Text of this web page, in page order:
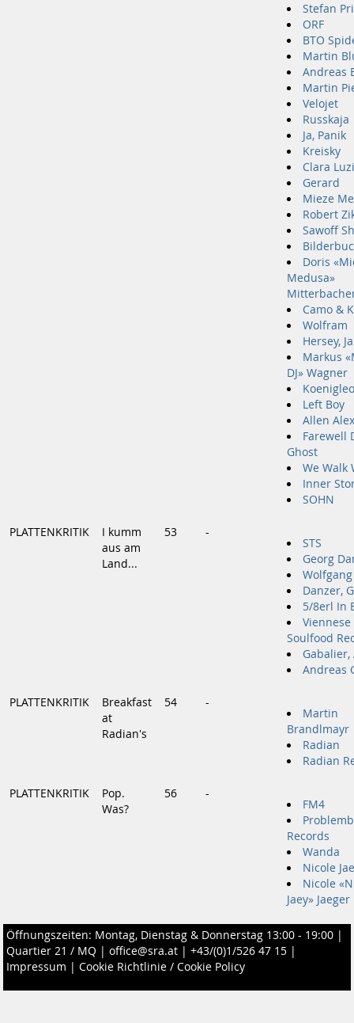
Stefan
ORF
BTO
Martin
Andreas
Martin
Velojet
Russkaja
Ja, Panik
Kreisky
Clara
Gerard
Mieze
Robert
Sawoff
Doris
Medusa»
Camo &
Wolfram
Hersey,
Markus
DJ» Wagner
Left Boy
Allen
Farewell
Ghost
We Walk
Inner
SOHN
PLATTENKRITIK
I kumm
aus am
Land...
53 -
STS
Georg
Danzer,
5/8erl In
Viennese
Soulfood
Gabalier,
Andreas
PLATTENKRITIK
Breakfast
at
Radian's
54 -
Martin
Brandlmayr
Radian
Radian
PLATTENKRITIK
Pop.
Was?
56 -
FM4
Records
Wanda
Nicole
Nicole
Jaey» Jaeger
Öffnungszeiten: Montag, Dienstag & Donnerstag 13:00 - 19:00 |
Quartier 21 / MQ | office@sra.at | +43/(0)1/526 47 15 |
Impressum | Cookie Richtlinie / Cookie Policy